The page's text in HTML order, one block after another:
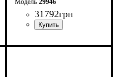
29946
31792грн
Ширина: 300 см